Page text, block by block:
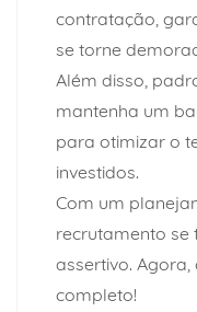
contratação,
se torne
Além disso,
mantenha um
para otimizar o
investidos.
Com um
recrutamento se
assertivo.
completo!